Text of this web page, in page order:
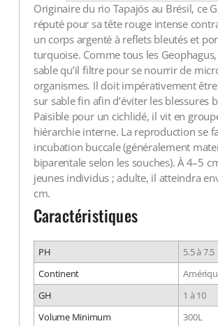
Originaire du rio Tapajós au Brésil, ce
réputé pour sa tête rouge intense
un corps argenté à reflets bleutés et
turquoise. Comme tous les
sable qu’il filtre pour se nourrir de
organismes. Il doit impérativement
sur sable fin afin d’éviter les blessures
Paisible pour un cichlidé, il vit en
hiérarchie interne. La reproduction se
incubation buccale (généralement
biparentale selon les souches). À 4–5
jeunes individus ; adulte, il atteindra
cm.
Caractéristiques
PH
5.5 à 7.5
Continent
GH
1 à 10
Volume Minimum
300L